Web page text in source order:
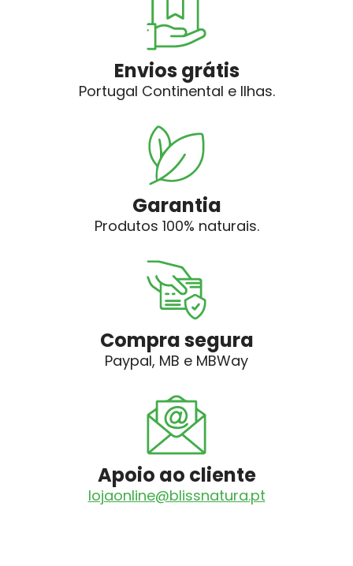
Envios grátis
Portugal Continental e Ilhas.
Garantia
Produtos 100% naturais.
Compra segura
Paypal, MB e MBWay
Apoio ao cliente
lojaonline@blissnatura.pt